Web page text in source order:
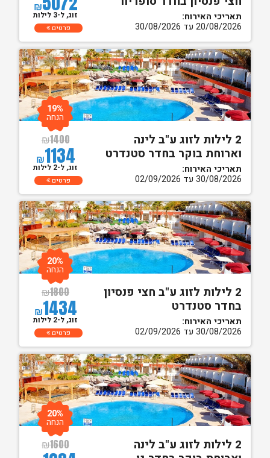
תאריכי האירוח:
20/08/2026 עד 30/08/2026
₪
זוג, ל-3 לילות
פרטים
2 לילות לזוג ע"ב לינה
וארוחת בוקר בחדר סטנדרט
תאריכי האירוח:
30/08/2026 עד 02/09/2026
₪1400
₪1134
19%
הנחה
זוג, ל-2 לילות
פרטים
2 לילות לזוג ע"ב חצי פנסיון
בחדר סטנדרט
תאריכי האירוח:
30/08/2026 עד 02/09/2026
₪1800
₪1434
20%
הנחה
זוג, ל-2 לילות
פרטים
2 לילות לזוג ע"ב לינה
₪1600
20%
הנחה